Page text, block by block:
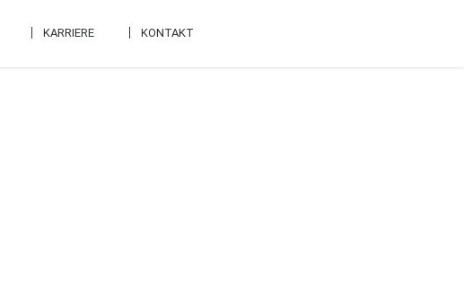
KARRIERE KONTAKT